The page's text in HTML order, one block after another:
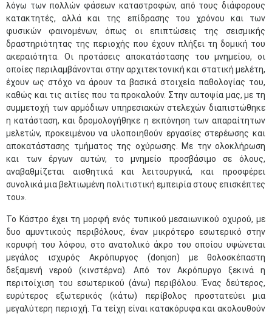
λόγω των πολλών φάσεων καταστροφών, από τους διάφορους
κατακτητές, αλλά και της επίδρασης του χρόνου και των
φυσικών φαινομένων, όπως οι επιπτώσεις της σεισμικής
δραστηριότητας της περιοχής που έχουν πλήξει τη δομική του
ακεραιότητα. Οι προτάσεις αποκατάστασης του μνημείου, οι
οποίες περιλαμβάνονται στην αρχιτεκτονική και στατική μελέτη,
έχουν ως στόχο να άρουν τα βασικά στοιχεία παθολογίας του,
καθώς και τις αιτίες που τα προκαλούν. Στην αυτοψία μας, με τη
συμμετοχή των αρμόδιων υπηρεσιακών στελεχών διαπιστώθηκε
η κατάσταση, και δρομολογήθηκε η εκπόνηση των απαραίτητων
μελετών, προκειμένου να υλοποιηθούν εργασίες στερέωσης και
αποκατάστασης τμήματος της οχύρωσης. Με την ολοκλήρωση
και των έργων αυτών, το μνημείο προσβάσιμο σε όλους,
αναβαθμίζεται αισθητικά και λειτουργικά, και προσφέρει
συνολικά μια βελτιωμένη πολιτιστική εμπειρία στους επισκέπτες
του».
Το Κάστρο έχει τη μορφή ενός τυπικού μεσαιωνικού οχυρού, με
δυο αμυντικούς περιβόλους, έναν μικρότερο εσωτερικό στην
κορυφή του λόφου, στο ανατολικό άκρο του οποίου υψώνεται
μεγάλος ισχυρός Ακρόπυργος (donjon) με θολοσκέπαστη
δεξαμενή νερού (κινστέρνα). Από τον Ακρόπυργο ξεκινά η
περιτοίχιση του εσωτερικού (άνω) περιβόλου. Ένας δεύτερος,
ευρύτερος εξωτερικός (κάτω) περίβολος προστατεύει μια
μεγαλύτερη περιοχή. Τα τείχη είναι κατακόρυφα και ακολουθούν